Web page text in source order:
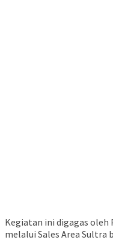
Kegiatan ini digagas oleh
melalui Sales Area Sultra